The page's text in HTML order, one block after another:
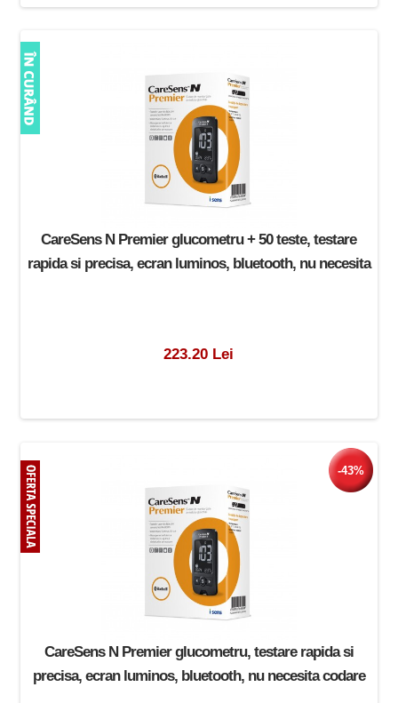
CareSens N Premier glucometru + 50 teste, testare
rapida si precisa, ecran luminos, bluetooth, nu necesita
223.20 Lei
-43%
CareSens N Premier glucometru, testare rapida si
precisa, ecran luminos, bluetooth, nu necesita codare